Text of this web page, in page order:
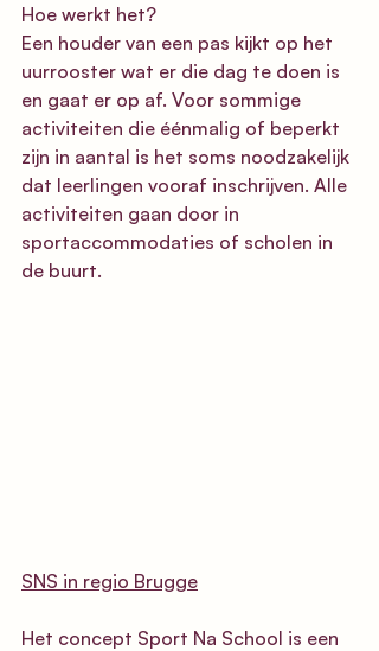
Hoe werkt het?
Een houder van een pas kijkt op het
uurrooster wat er die dag te doen is
en gaat er op af. Voor sommige
activiteiten die éénmalig of beperkt
zijn in aantal is het soms noodzakelijk
dat leerlingen vooraf inschrijven. Alle
activiteiten gaan door in
sportaccommodaties of scholen in
de buurt.
SNS in regio Brugge
Het concept Sport Na School is een